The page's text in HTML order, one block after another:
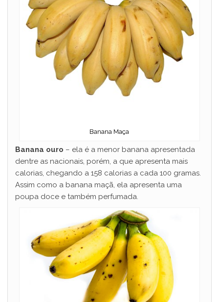
Banana Maça
Banana ouro – ela é a menor banana apresentada
dentre as nacionais, porém, a que apresenta mais
calorias, chegando a 158 calorias a cada 100 gramas.
Assim como a banana maçã, ela apresenta uma
poupa doce e também perfumada.